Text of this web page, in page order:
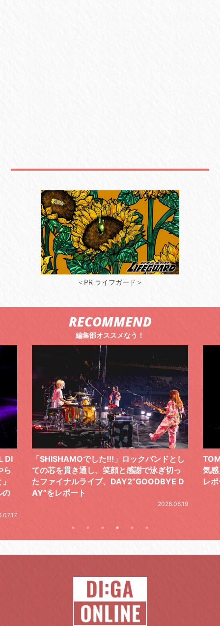
＜PR ライフガード＞
RECOMMEND
編集部オススメなう！
DI
ら
の
「SHISHAMOでした!!!」ロックバンドとし
ての芯を貫き通し、笑顔と感謝で泳ぎ切っ
たファイナルライブ、DAY2“GOODBYE D
AY”をレポート
2026.06.19
気
レ